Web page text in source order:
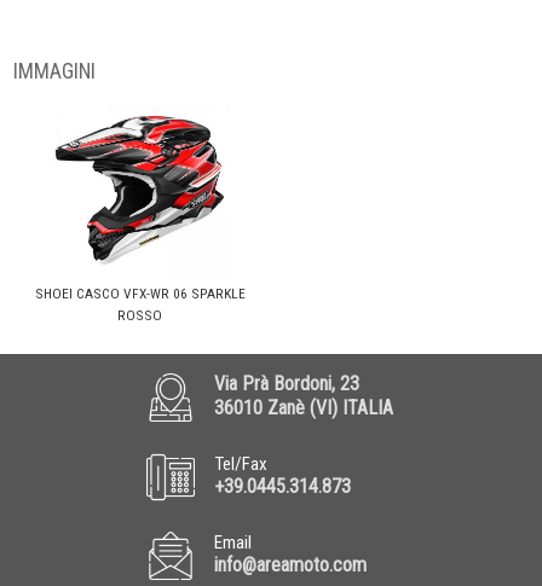
IMMAGINI
SHOEI CASCO VFX-WR 06 SPARKLE
ROSSO
Via Prà Bordoni, 23
36010 Zanè (VI) ITALIA
Tel/Fax
+39.0445.314.873
Email
info@areamoto.com